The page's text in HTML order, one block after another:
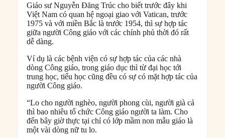
Giáo sư Nguyễn Đăng Trúc cho biết trước đây khi
Việt Nam có quan hệ ngoại giao với Vatican, trước
1975 và với miền Bắc là trước 1954, thì sự hợp tác
giữa người Công giáo với các chính phủ thời đó rất
dễ dàng.
Ví dụ là các bệnh viện có sự hợp tác của các nhà
dòng Công giáo, trong giáo dục thì từ đại học tới
trung học, tiểu học cũng đều có sự có mặt hợp tác của
người Công giáo.
“Lo cho người nghèo, người phong cùi, người già cả
thì bao nhiêu tổ chức Công giáo người ta làm. Cho
đến bây giờ thực tại chỉ có lớp mầm non mẫu giáo là
một vài dòng nữ tu lo.